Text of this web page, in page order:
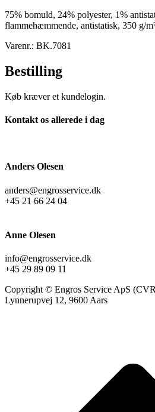
75% bomuld, 24% polyester, 1%
flammehæmmende, antistatisk, 350 g/
Varenr.: BK.7081
Bestilling
Køb kræver et kundelogin.
Kontakt os allerede i dag
Anders Olesen
anders@engrosservice.dk
+45 21 66 24 04
Anne Olesen
info@engrosservice.dk
+45 29 89 09 11
Copyright © Engros Service ApS
Lynnerupvej 12, 9600 Aars